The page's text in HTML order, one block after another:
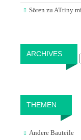
Sören zu ATtiny
ARCHIVES
THEMEN
Andere Bauteile